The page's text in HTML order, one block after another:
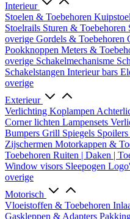
Interieur
Stoelen & Toebehoren
Stoelrails Sturen & Toebehoren
overige Gordels & Toebehoren
Pookknoppen Meters &
overige Schakelmechanisme
Schakelstangen Interieur bars
overige
Exterieur
Verlichting Koplampen
Corner lichten Lampensets
Bumpers Grill Spiegels Spoilers
Zijschermen Motorkappen &
Toebehoren Ruiten | Daken |
Window visors Sleepogen
overige
Motorisch
Vloeistoffen & Toebehoren
Gaskleppen & Adapters